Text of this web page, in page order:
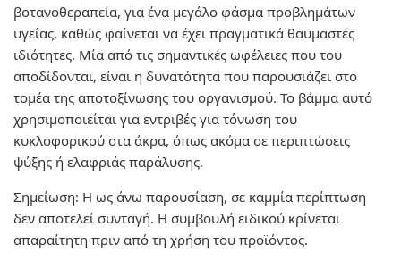
βοτανοθεραπεία, για ένα μεγάλο φάσμα προβλημάτων
υγείας, καθώς φαίνεται να έχει πραγματικά θαυμαστές
ιδιότητες. Μία από τις σημαντικές ωφέλειες που του
αποδίδονται, είναι η δυνατότητα που παρουσιάζει στο
τομέα της αποτοξίνωσης του οργανισμού. Το βάμμα αυτό
χρησιμοποιείται για εντριβές για τόνωση του
κυκλοφορικού στα άκρα, όπως ακόμα σε περιπτώσεις
ψύξης ή ελαφριάς παράλυσης.
Σημείωση: Η ως άνω παρουσίαση, σε καμμία περίπτωση
δεν αποτελεί συνταγή. Η συμβουλή ειδικού κρίνεται
απαραίτητη πριν από τη χρήση του προϊόντος.